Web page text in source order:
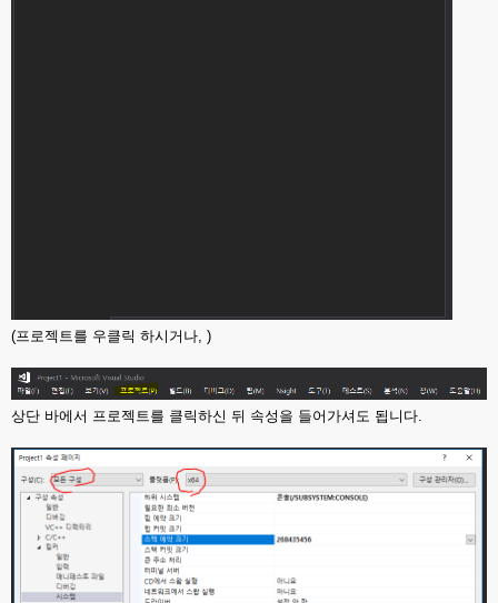
(프로젝트를 우클릭 하시거나, )
상단 바에서 프로젝트를 클릭하신 뒤 속성을 들어가셔도 됩니다.